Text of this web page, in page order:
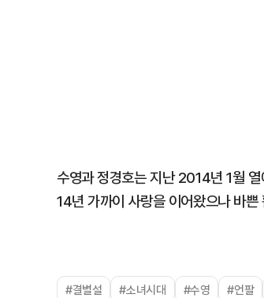
수영과 정경호는 지난 2014년 1월
14년 가까이 사랑을 이어왔으나 바
#결별설 #소녀시대 #수영 #언팔